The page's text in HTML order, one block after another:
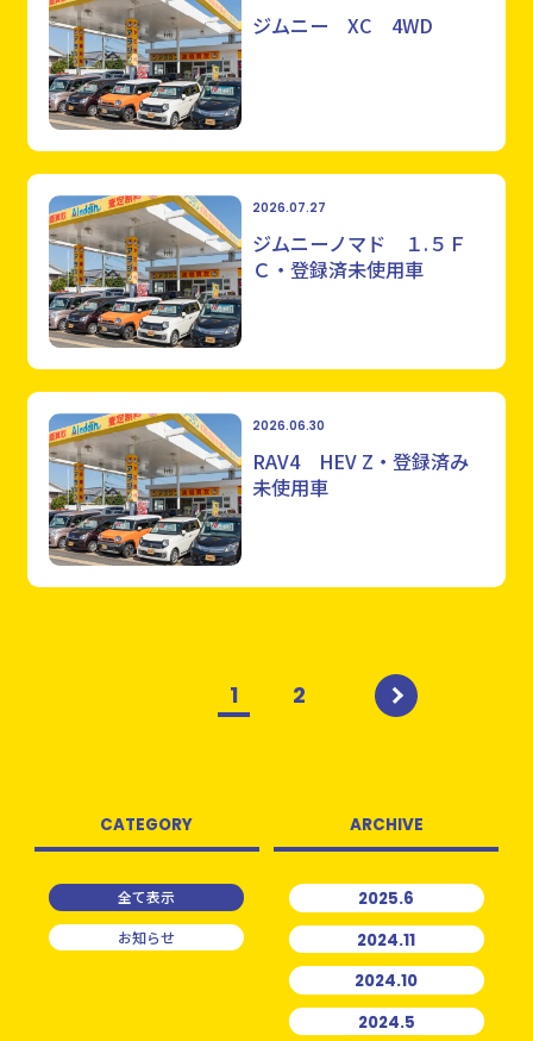
ジムニー XC 4WD
2026.07.27
ジムニーノマド １.５Ｆ
Ｃ・登録済未使用車
2026.06.30
RAV4 HEV Z・登録済み
未使用車
1 2
CATEGORY
全て表示
お知らせ
ARCHIVE
2025.6
2024.11
2024.10
2024.5